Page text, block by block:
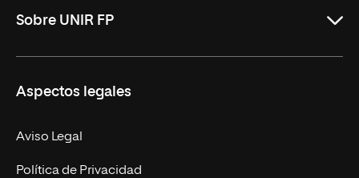
DAM Online
DAW Online
Administración y Finanzas Online
Marketing y Publicidad Online
Sobre UNIR FP
Revista UNIR FP
Grados superiores
Becas para Formación Profesional
Aspectos legales
Aviso Legal
Política de Privacidad